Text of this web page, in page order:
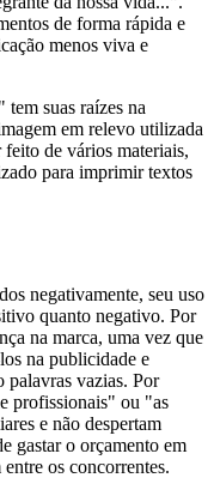
de forma rápida e
menos viva e
suas raízes na
em relevo utilizada
de vários materiais,
para imprimir textos
negativamente, seu uso
quanto negativo. Por
na marca, uma vez que
na publicidade e
palavras vazias. Por
profissionais" ou "as
e não despertam
gastar o orçamento em
entre os concorrentes.